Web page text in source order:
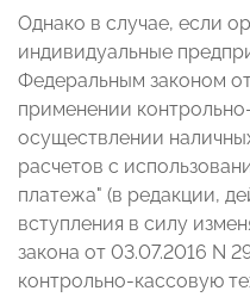
Однако в случае, если
индивидуальные
Федеральным законом
применении
осуществлении
расчетов с
платежа" (в редакции,
вступления в силу
закона от 03.07.2016 N
контрольно-кассовую